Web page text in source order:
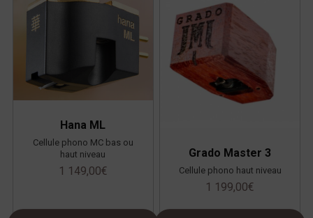
Hana ML
Cellule phono MC bas ou
haut niveau
1 149,00€
Grado Master 3
Cellule phono haut niveau
1 199,00€